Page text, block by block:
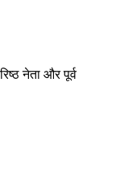
नेता और पूर्व